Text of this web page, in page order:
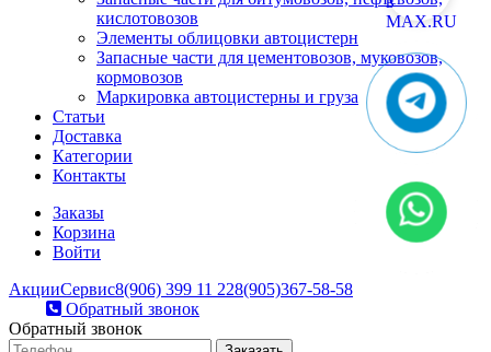
кислотовозов
Элементы облицовки автоцистерн
Запасные части для цементовозов, муковозов,
кормовозов
Маркировка автоцистерны и груза
Статьи
Доставка
Категории
Контакты
Заказы
Корзина
Войти
АкцииСервис8(906) 399 11 228(905)367-58-58
Обратный звонок
Обратный звонок